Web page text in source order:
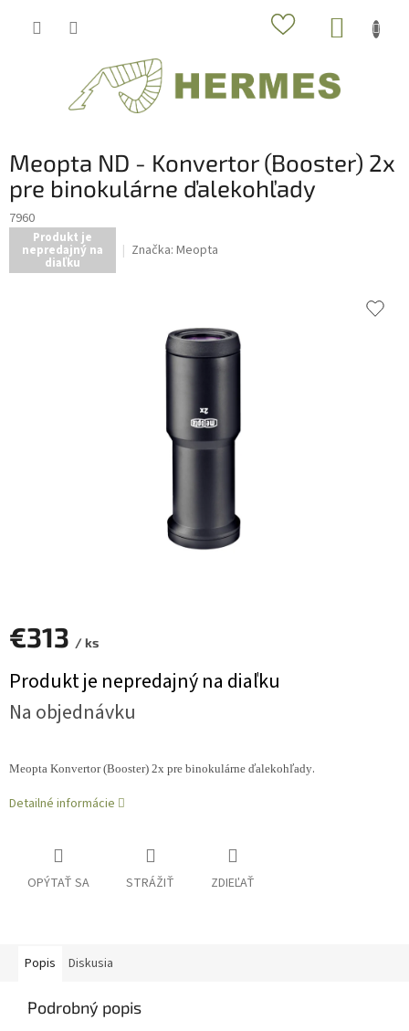
Meopta ND - Konvertor (Booster) 2x
pre binokulárne ďalekohľady
7960
Produkt je
nepredajný na
diaľku
Značka: Meopta
€313 / ks
cena:
Produkt je nepredajný na diaľku
Na objednávku
Meopta Konvertor (Booster) 2x pre binokulárne ďalekohľady.
Detailné informácie
OPÝTAŤ SA STRÁŽIŤ ZDIEĽAŤ
Popis Diskusia
Podrobný popis